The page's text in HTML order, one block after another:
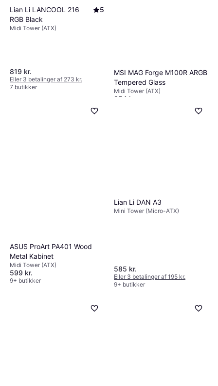
Lian Li LANCOOL 216
RGB Black
5
Midi Tower (ATX)
819 kr.
Eller 3 betalinger af 273 kr.
7 butikker
MSI MAG Forge M100R ARGB
Tempered Glass
Midi Tower (ATX)
354 kr.
ASUS ProArt PA401 Wood
Metal Kabinet
Midi Tower (ATX)
599 kr.
9+ butikker
Lian Li DAN A3
Mini Tower (Micro-ATX)
585 kr.
Eller 3 betalinger af 195 kr.
9+ butikker